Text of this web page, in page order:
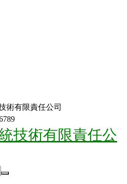
術有限責任公司
技術有限責任公